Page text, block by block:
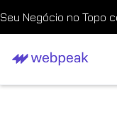
Seu Negócio no Topo